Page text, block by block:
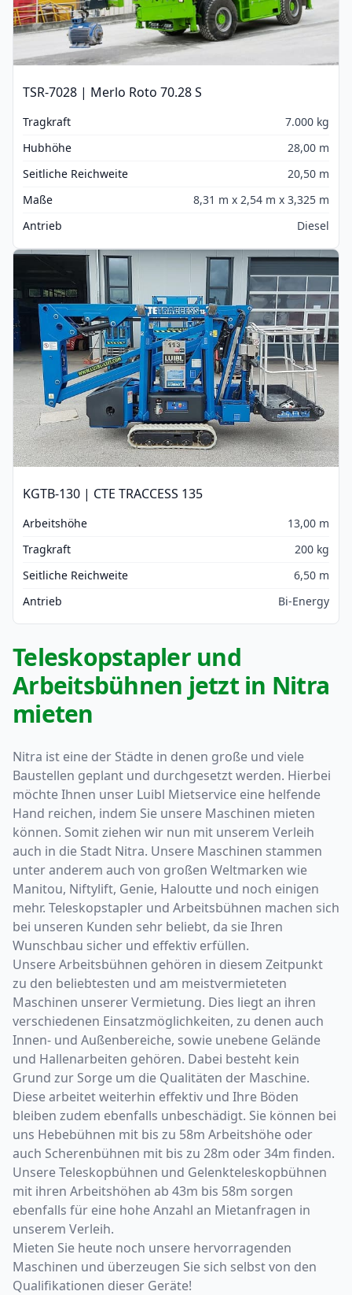
TSR-7028 | Merlo Roto 70.28 S
Tragkraft
7.000 kg
Hubhöhe
28,00 m
Seitliche Reichweite
20,50 m
Maße
8,31 m x 2,54 m x 3,325 m
Antrieb
Diesel
KGTB-130 | CTE TRACCESS 135
Arbeitshöhe
13,00 m
Tragkraft
200 kg
Seitliche Reichweite
6,50 m
Antrieb
Bi-Energy
Teleskopstapler und
Arbeitsbühnen jetzt in Nitra
mieten
Nitra ist eine der Städte in denen große und viele
Baustellen geplant und durchgesetzt werden. Hierbei
möchte Ihnen unser Luibl Mietservice eine helfende
Hand reichen, indem Sie unsere Maschinen mieten
können. Somit ziehen wir nun mit unserem Verleih
auch in die Stadt Nitra. Unsere Maschinen stammen
unter anderem auch von großen Weltmarken wie
Manitou, Niftylift, Genie, Haloutte und noch einigen
mehr. Teleskopstapler und Arbeitsbühnen machen sich
bei unseren Kunden sehr beliebt, da sie Ihren
Wunschbau sicher und effektiv erfüllen.
Unsere Arbeitsbühnen gehören in diesem Zeitpunkt
zu den beliebtesten und am meistvermieteten
Maschinen unserer Vermietung. Dies liegt an ihren
verschiedenen Einsatzmöglichkeiten, zu denen auch
Innen- und Außenbereiche, sowie unebene Gelände
und Hallenarbeiten gehören. Dabei besteht kein
Grund zur Sorge um die Qualitäten der Maschine.
Diese arbeitet weiterhin effektiv und Ihre Böden
bleiben zudem ebenfalls unbeschädigt. Sie können bei
uns Hebebühnen mit bis zu 58m Arbeitshöhe oder
auch Scherenbühnen mit bis zu 28m oder 34m finden.
Unsere Teleskopbühnen und Gelenkteleskopbühnen
mit ihren Arbeitshöhen ab 43m bis 58m sorgen
ebenfalls für eine hohe Anzahl an Mietanfragen in
unserem Verleih.
Mieten Sie heute noch unsere hervorragenden
Maschinen und überzeugen Sie sich selbst von den
Qualifikationen dieser Geräte!